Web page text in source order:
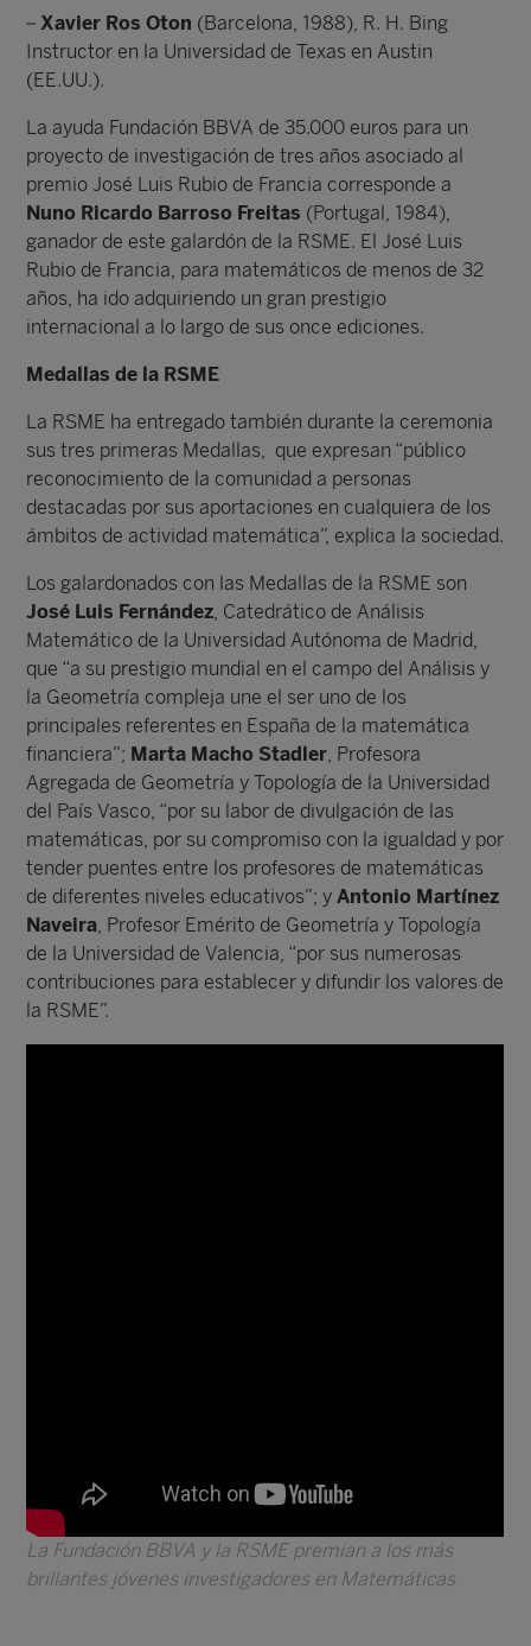
– Xavier Ros Oton (Barcelona, 1988), R. H. Bing
Instructor en la Universidad de Texas en Austin
(EE.UU.).
La ayuda Fundación BBVA de 35.000 euros para un
proyecto de investigación de tres años asociado al
premio José Luis Rubio de Francia corresponde a
Nuno Ricardo Barroso Freitas (Portugal, 1984),
ganador de este galardón de la RSME. El José Luis
Rubio de Francia, para matemáticos de menos de 32
años, ha ido adquiriendo un gran prestigio
internacional a lo largo de sus once ediciones.
Medallas de la RSME
La RSME ha entregado también durante la ceremonia
sus tres primeras Medallas, que expresan “público
reconocimiento de la comunidad a personas
destacadas por sus aportaciones en cualquiera de los
ámbitos de actividad matemática”, explica la sociedad.
Los galardonados con las Medallas de la RSME son
José Luis Fernández, Catedrático de Análisis
Matemático de la Universidad Autónoma de Madrid,
que “a su prestigio mundial en el campo del Análisis y
la Geometría compleja une el ser uno de los
principales referentes en España de la matemática
financiera”; Marta Macho Stadler, Profesora
Agregada de Geometría y Topología de la Universidad
del País Vasco, “por su labor de divulgación de las
matemáticas, por su compromiso con la igualdad y por
tender puentes entre los profesores de matemáticas
de diferentes niveles educativos”; yAntonio Martínez
Naveira, Profesor Emérito de Geometría y Topología
de la Universidad de Valencia, “por sus numerosas
contribuciones para establecer y difundir los valores de
la RSME”.
La Fundación BBVA y la RSME premian a los más
brillantes jóvenes investigadores en Matemáticas